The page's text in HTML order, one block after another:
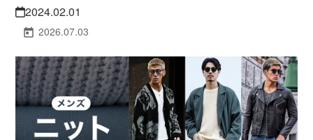
2024.02.01
2026.07.03